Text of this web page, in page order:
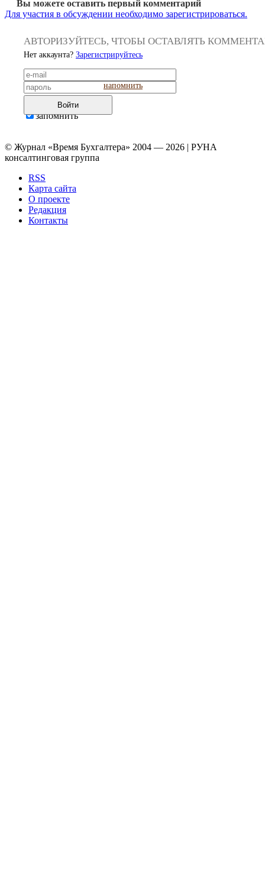
Вы можете оставить первый комментарий
Для участия в обсуждении необходимо зарегистрироваться.
АВТОРИЗУЙТЕСЬ, ЧТОБЫ ОСТАВЛЯТЬ
Нет аккаунта? Зарегистрируйтесь
напомнить
Войти
запомнить
© Журнал «Время Бухгалтера» 2004 — 2026 | РУНА
консалтинговая группа
RSS
Карта сайта
О проекте
Редакция
Контакты